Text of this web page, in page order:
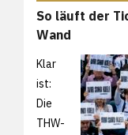
So läuft der
Wand
Klar
ist:
Die
THW-